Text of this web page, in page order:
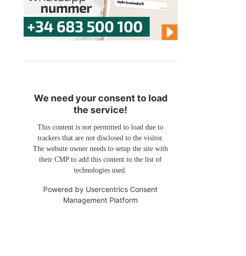
We need your consent to load
the service!
This content is not permitted to load due to
trackers that are not disclosed to the visitor.
The website owner needs to setup the site with
their CMP to add this content to the list of
technologies used.
Powered by Usercentrics Consent
Management Platform